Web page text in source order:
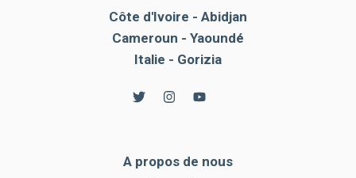
Côte d'Ivoire - Abidjan
Cameroun - Yaoundé
Italie - Gorizia
A propos de nous